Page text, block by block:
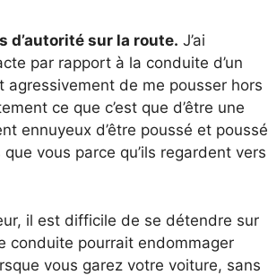
d’autorité sur la route. J’ai
par rapport à la conduite d’un
de me pousser hors
ce que c’est que d’être une
ennuyeux d’être poussé et poussé
vous parce qu’ils regardent vers
il est difficile de se détendre sur
conduite pourrait endommager
vous garez votre voiture, sans